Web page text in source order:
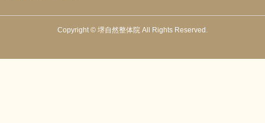
Copyright © 堺自然整体院 All Rights Reserved.